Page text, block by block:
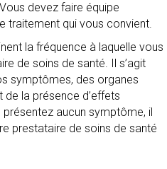
devez faire équipe
traitement qui vous convient.
la fréquence à laquelle vous
de soins de santé. Il s’agit
symptômes, des organes
la présence d’effets
aucun symptôme, il
prestataire de soins de santé